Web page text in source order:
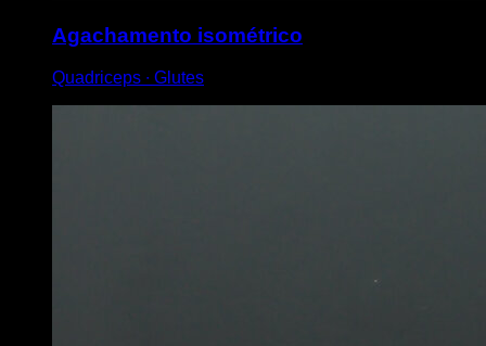
Agachamento isométrico
Quadriceps ∙ Glutes